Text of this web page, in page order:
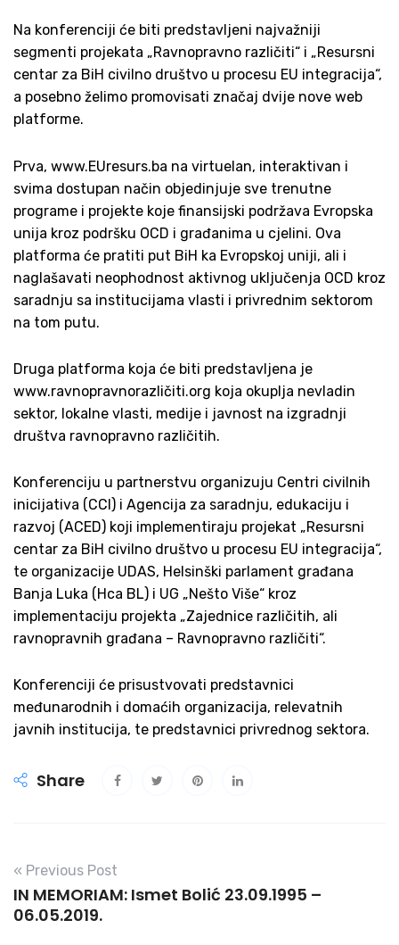
Na konferenciji će biti predstavljeni najvažniji
segmenti projekata „Ravnopravno različiti“ i „Resursni
centar za BiH civilno društvo u procesu EU integracija“,
a posebno želimo promovisati značaj dvije nove web
platforme.
Prva, www.EUresurs.ba na virtuelan, interaktivan i
svima dostupan način objedinjuje sve trenutne
programe i projekte koje finansijski podržava Evropska
unija kroz podršku OCD i građanima u cjelini. Ova
platforma će pratiti put BiH ka Evropskoj uniji, ali i
naglašavati neophodnost aktivnog uključenja OCD kroz
saradnju sa institucijama vlasti i privrednim sektorom
na tom putu.
Druga platforma koja će biti predstavljena je
www.ravnopravnorazličiti.org koja okuplja nevladin
sektor, lokalne vlasti, medije i javnost na izgradnji
društva ravnopravno različitih.
Konferenciju u partnerstvu organizuju Centri civilnih
inicijativa (CCI) i Agencija za saradnju, edukaciju i
razvoj (ACED) koji implementiraju projekat „Resursni
centar za BiH civilno društvo u procesu EU integracija“,
te organizacije UDAS, Helsinški parlament građana
Banja Luka (Hca BL) i UG „Nešto Više“ kroz
implementaciju projekta „Zajednice različitih, ali
ravnopravnih građana – Ravnopravno različiti“.
Konferenciji će prisustvovati predstavnici
međunarodnih i domaćih organizacija, relevatnih
javnih institucija, te predstavnici privrednog sektora.
Share
« Previous Post
IN MEMORIAM: Ismet Bolić 23.09.1995 –
06.05.2019.